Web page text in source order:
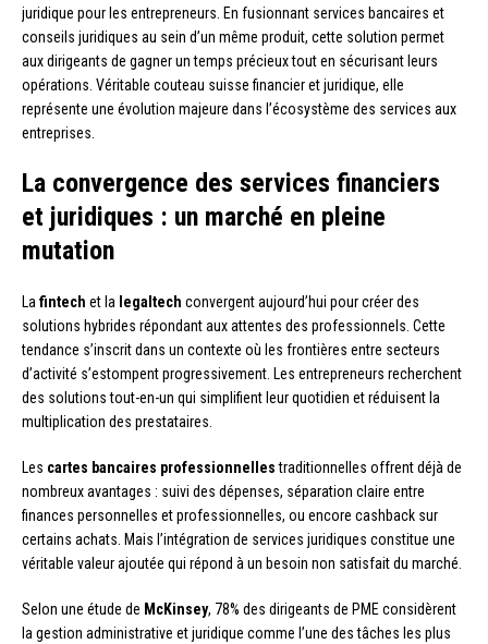
juridique pour les entrepreneurs. En fusionnant services bancaires et
conseils juridiques au sein d’un même produit, cette solution permet
aux dirigeants de gagner un temps précieux tout en sécurisant leurs
opérations. Véritable couteau suisse financier et juridique, elle
représente une évolution majeure dans l’écosystème des services aux
entreprises.
La convergence des services financiers
et juridiques : un marché en pleine
mutation
Lafintech et la legaltech convergent aujourd’hui pour créer des
solutions hybrides répondant aux attentes des professionnels. Cette
tendance s’inscrit dans un contexte où les frontières entre secteurs
d’activité s’estompent progressivement. Les entrepreneurs recherchent
des solutions tout-en-un qui simplifient leur quotidien et réduisent la
multiplication des prestataires.
Les cartes bancaires professionnellestraditionnelles offrent déjà de
nombreux avantages : suivi des dépenses, séparation claire entre
finances personnelles et professionnelles, ou encore cashback sur
certains achats. Mais l’intégration de services juridiques constitue une
véritable valeur ajoutée qui répond à un besoin non satisfait du marché.
Selon une étude de McKinsey, 78% des dirigeants de PME considèrent
la gestion administrative et juridique comme l’une des tâches les plus